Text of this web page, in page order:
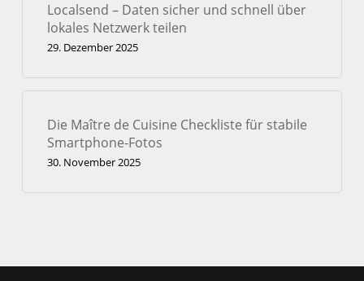
Localsend – Daten sicher und schnell über
lokales Netzwerk teilen
29. Dezember 2025
Die Maître de Cuisine Checkliste für stabile
Smartphone-Fotos
30. November 2025